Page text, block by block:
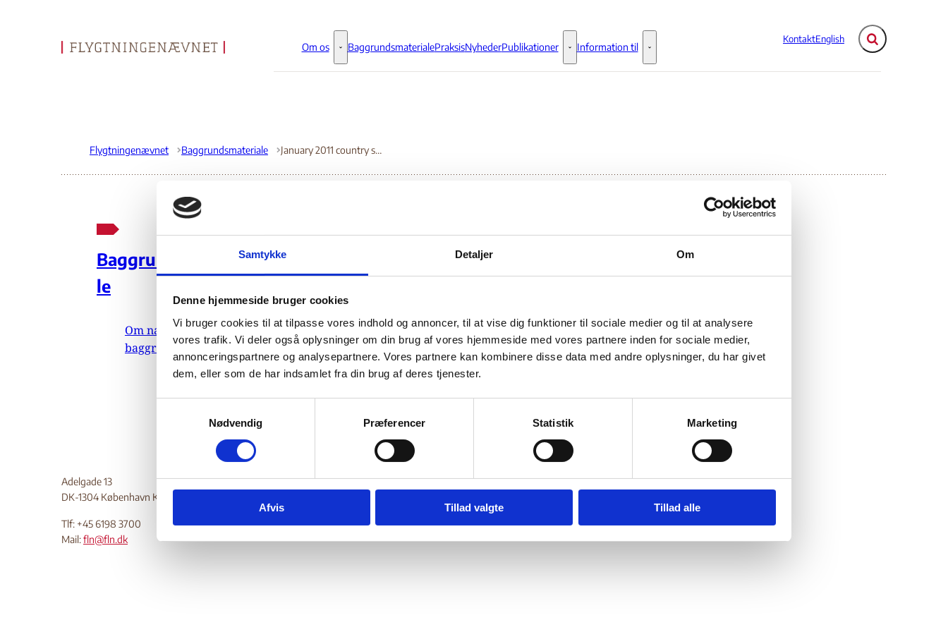
Samtykke Detaljer Om
Denne hjemmeside bruger cookies
Vi bruger cookies til at tilpasse vores indhold og annoncer, til at vise dig funktioner til sociale medier og til at analysere
vores trafik. Vi deler også oplysninger om din brug af vores hjemmeside med vores partnere inden for sociale medier,
annonceringspartnere og analysepartnere. Vores partnere kan kombinere disse data med andre oplysninger, du har givet
dem, eller som de har indsamlet fra din brug af deres tjenester.
v
Nødvendig Præferencer Statistik Marketing
Afvis Tillad valgte Tillad alle
Gå til forsiden
KontaktEnglish Fold søgefelt ud
Om os Om os - Flere links
BaggrundsmaterialePraksisNyhederPublikationer Publikationer - Flere links
Information til Information til - Flere links
Flygtningenævnet Baggrundsmateriale January 2011 country summary
Baggrundsmateria
le
Om nævnets
baggrundsmateriale
January 2011 country summary
Download
Adelgade 13
DK-1304 København K
Tlf: +45 6198 3700
Mail:fln@fln.dk
Digital Post - Borger
Tilgængelighedserklæring
Relevante links